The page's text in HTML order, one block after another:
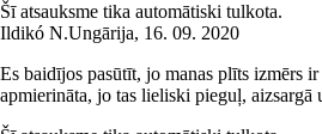
Šī atsauksme tika automātiski tulkota.
Ildikó N.Ungārija, 16. 09. 2020
Es baidījos pasūtīt, jo manas plīts izmērs
apmierināta, jo tas lieliski pieguļ, aizsargā